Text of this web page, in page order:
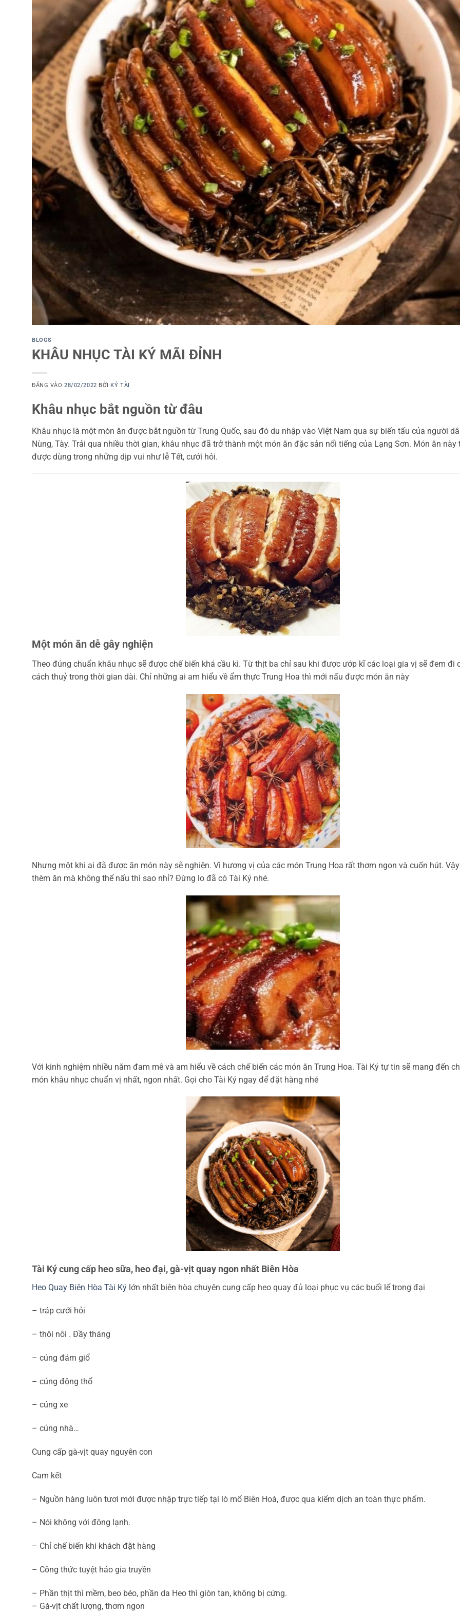
BLOGS
KHÂU NHỤC TÀI KÝ MÃI ĐỈNH
ĐĂNG VÀO28/02/2022 BỞI KÝ TÀI
Khâu nhục bắt nguồn từ đâu
Khâu nhục là một món ăn được bắt nguồn từ Trung Quốc, sau đó du nhập vào Việt Nam qua sự biến tấu của người
Nùng, Tày. Trải qua nhiều thời gian, khâu nhục đã trở thành một món ăn đặc sản nổi tiếng của Lạng Sơn. Món ăn này
được dùng trong những dịp vui như lễ Tết, cưới hỏi.
Một món ăn dễ gây nghiện
Theo đúng chuẩn khâu nhục sẽ được chế biến khá cầu kì. Từ thịt ba chỉ sau khi được ướp kĩ các loại gia vị sẽ đem đi
cách thuỷ trong thời gian dài. Chỉ những ai am hiểu về ẩm thực Trung Hoa thì mới nấu được món ăn này
Nhưng một khi ai đã được ăn món này sẽ nghiện. Vì hương vị của các món Trung Hoa rất thơm ngon và cuốn hút.
thèm ăn mà không thể nấu thì sao nhỉ? Đừng lo đã có Tài Ký nhé.
Với kinh nghiệm nhiều năm đam mê và am hiểu về cách chế biến các món ăn Trung Hoa. Tài Ký tự tin sẽ mang đến
món khâu nhục chuẩn vị nhất, ngon nhất. Gọi cho Tài Ký ngay để đặt hàng nhé
Tài Ký cung cấp heo sữa, heo đại, gà-vịt quay ngon nhất Biên Hòa
Heo Quay Biên Hòa Tài Ký lớn nhất biên hòa chuyên cung cấp heo quay đủ loại phục vụ các buổi lể trong đại
– tráp cưới hỏi
– thôi nôi . Đầy tháng
– cúng đám giổ
– cúng động thổ
– cúng xe
– cúng nhà…
Cung cấp gà-vịt quay nguyên con
Cam kết
– Nguồn hàng luôn tươi mới được nhập trực tiếp tại lò mổ Biên Hoà, được qua kiểm dịch an toàn thực phẩm.
– Nói không với đông lạnh.
– Chỉ chế biến khi khách đặt hàng
– Công thức tuyệt hảo gia truyền
– Phần thịt thì mềm, beo béo, phần da Heo thì giòn tan, không bị cứng.
– Gà-vịt chất lượng, thơm ngon